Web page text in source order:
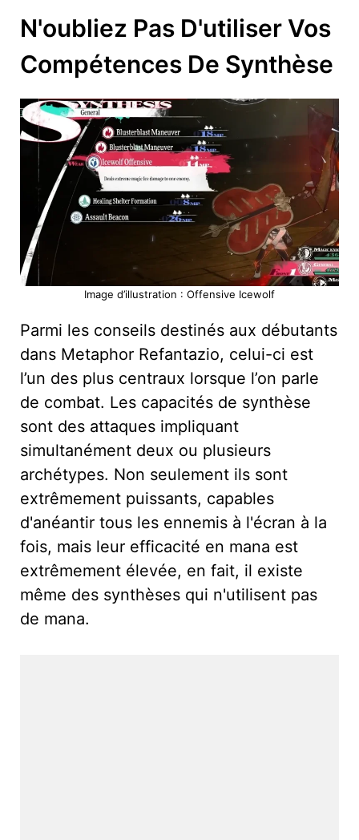
N'oubliez Pas D'utiliser Vos
Compétences De Synthèse
Image d’illustration : Offensive Icewolf
Parmi les conseils destinés aux débutants
dans Metaphor Refantazio, celui-ci est
l’un des plus centraux lorsque l’on parle
de combat. Les capacités de synthèse
sont des attaques impliquant
simultanément deux ou plusieurs
archétypes. Non seulement ils sont
extrêmement puissants, capables
d'anéantir tous les ennemis à l'écran à la
fois, mais leur efficacité en mana est
extrêmement élevée, en fait, il existe
même des synthèses qui n'utilisent pas
de mana.